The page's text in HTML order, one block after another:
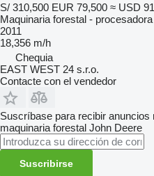
S/ 310,500 EUR 79,500 ≈ USD
Maquinaria forestal -
2011
18,356 m/h
Chequia
EAST WEST 24 s.r.o.
Contacte con el vendedor
Suscríbase para recibir
maquinaria forestal John Deere
Suscribirse